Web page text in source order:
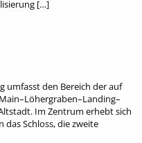
[…]
umfasst den Bereich der auf
Im Zentrum erhebt sich
Schloss, die zweite